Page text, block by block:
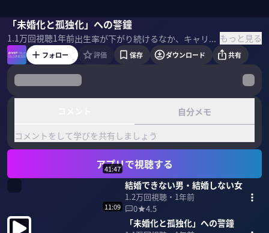
「未婚化と孤独化」への警鐘
1.1万回視聴1年前 出生率が下がり続けるなか、キャリアと結婚の両立は現代の大きなテーマだ。『罰ゲーム化する管理職』の小林祐児氏に最新の結婚事情を聞いた。 ＜ゲスト＞ 小林祐児｜パーソル総合研究所上席主任研究員 上智大学大学院博士前期課程修了。世論調査機関に勤務後、総合マーケティングリサーチファームを経て、現職。専門分野は理論社会学・社会調査論・人的資源管理論。 ＜参考書籍＞ 小林祐児『罰ゲーム化する管理職 バグだらけの職場の修正法』 もっと見る
小林祐児野嶋紗己子
フォロー 評価 保存 ダウンロード 共有
自分メモ
コメントをして学びを共有しましょう
アプリで視聴する
41:47
結婚できない男・結婚しない女
1.2万回視聴・ 1年前
0
4.5
11:09
「未婚化と孤独化」への警鐘